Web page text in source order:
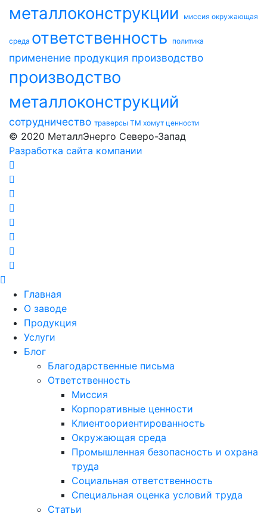
металлоконструкции миссия окружающая
среда ответственность политика
применение продукция производство
производство
металлоконструкций
сотрудничество траверсы ТМ хомут ценности
© 2020 МеталлЭнерго Северо-Запад
Разработка сайта компании
Главная
О заводе
Продукция
Услуги
Блог
Благодарственные письма
Ответственность
Миссия
Корпоративные ценности
Клиентоориентированность
Окружающая среда
Промышленная безопасность и охрана
труда
Социальная ответственность
Специальная оценка условий труда
Статьи